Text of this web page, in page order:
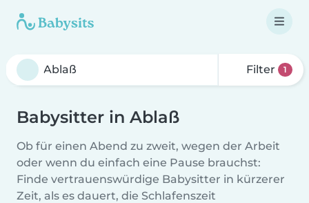
Filter 1
Babysitter in Ablaß
Ob für einen Abend zu zweit, wegen der Arbeit
oder wenn du einfach eine Pause brauchst:
Finde vertrauenswürdige Babysitter in kürzerer
Zeit, als es dauert, die Schlafenszeit